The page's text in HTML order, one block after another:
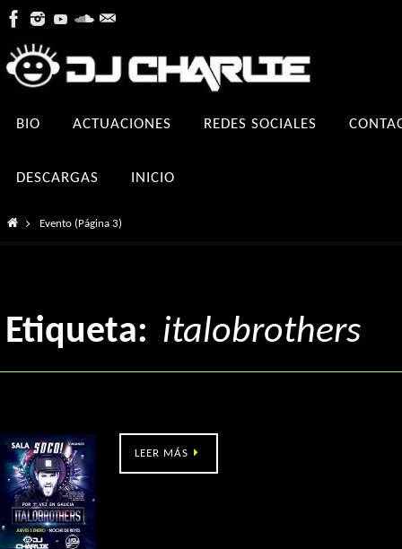
contenido
BIO ACTUACIONES REDES SOCIALES
DESCARGAS INICIO
InicioEvento(Página 3)
Etiqueta: italobrothers
LEER MÁS